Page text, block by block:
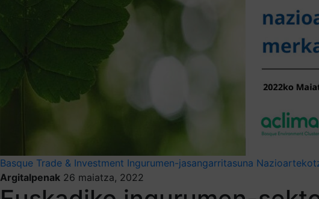
Basque Trade & Investment Ingurumen-jasangarritasuna
Argitalpenak 26 maiatza, 2022